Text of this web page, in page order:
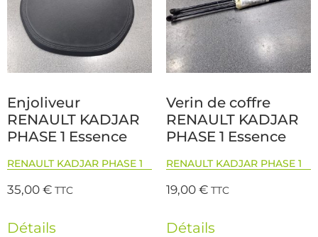
Enjoliveur
RENAULT KADJAR
PHASE 1 Essence
RENAULT KADJAR PHASE 1
35,00€ TTC
Détails
Verin de coffre
RENAULT KADJAR
PHASE 1 Essence
RENAULT KADJAR PHASE 1
19,00€ TTC
Détails